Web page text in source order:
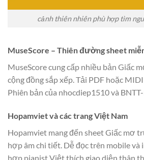
cảnh thiên nhiên phù hợp tìm
MuseScore – Thiên đường sheet
MuseScore cung cấp nhiều bản Giấc
cộng đồng sắp xếp. Tải PDF hoặc
Phiên bản của nhocdiep1510 và
Hopamviet và các trang Việt Nam
Hopamviet mang đến sheet Giấc mơ
hợp âm chi tiết. Dễ đọc trên mobile và
hợp pianist Việt thích giao diện thân